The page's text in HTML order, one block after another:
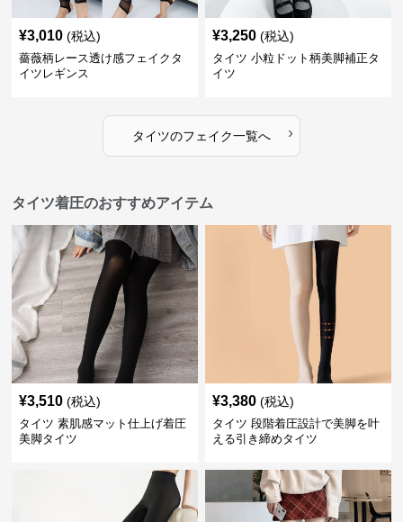
¥3,010 (税込)
薔薇柄レース透け感フェイクタ
イツレギンス
¥3,250 (税込)
タイツ 小粒ドット柄美脚補正タ
イツ
タイツのフェイク一覧へ ›
タイツ着圧のおすすめアイテム
¥3,510 (税込)
タイツ 素肌感マット仕上げ着圧
美脚タイツ
¥3,380 (税込)
タイツ 段階着圧設計で美脚を叶
える引き締めタイツ